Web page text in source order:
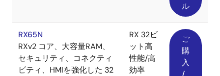
ル
RX65N
RXv2 コア、大容量RAM、
セキュリティ、コネクティ
ビティ、HMIを強化した 32
RX 32ビ
ット高
性能/高
効率
ご
購
入